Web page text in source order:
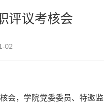
评议考核会
02
会，学院党委委员、特邀